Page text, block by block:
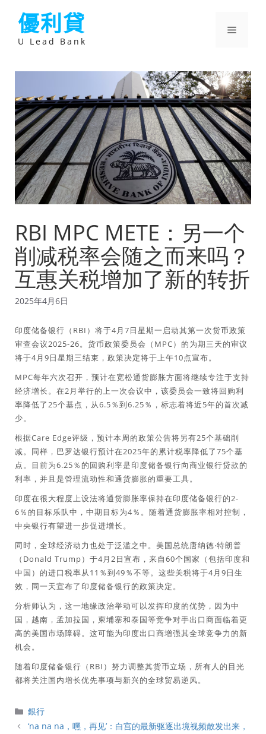
優利貸
U Lead Bank
選
RBI MPC METE：另一个
削减税率会随之而来吗？
互惠关税增加了新的转折
2025年4月6日
印度储备银行（RBI）将于4月7日星期一启动其第一次货币政策
审查会议2025-26。货币政策委员会（MPC）的为期三天的审议
将于4月9日星期三结束，政策决定将于上午10点宣布。
MPC每年六次召开，预计在宽松通货膨胀方面将继续专注于支持
经济增长。在2月举行的上一次会议中，该委员会一致将回购利
率降低了25个基点，从6.5％到6.25％，标志着将近5年的首次减
少。
根据Care Edge评级，预计本周的政策公告将另有25个基础削
减。同样，巴罗达银行预计在2025年的累计税率降低了75个基
点。目前为6.25％的回购利率是印度储备银行向商业银行贷款的
利率，并且是管理流动性和通货膨胀的重要工具。
印度在很大程度上设法将通货膨胀率保持在印度储备银行的2-
6％的目标乐队中，中期目标为4％。随着通货膨胀率相对控制，
中央银行有望进一步促进增长。
同时，全球经济动力也处于泛滥之中。美国总统唐纳德·特朗普
（Donald Trump）于4月2日宣布，来自60个国家（包括印度和
中国）的进口税率从11％到49％不等。这些关税将于4月9日生
效，同一天宣布了印度储备银行的政策决定。
分析师认为，这一地缘政治举动可以发挥印度的优势，因为中
国，越南，孟加拉国，柬埔寨和泰国等竞争对手出口商面临着更
高的美国市场障碍。这可能为印度出口商增强其全球竞争力的新
机会。
随着印度储备银行（RBI）努力调整其货币立场，所有人的目光
都将关注国内增长优先事项与新兴的全球贸易逆风。
分
類
銀行
‘na na na，嘿，再见’：白宫的最新驱逐出境视频散发出来，